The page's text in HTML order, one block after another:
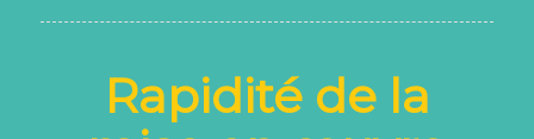
Rapidité de la